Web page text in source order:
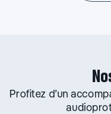
Profitez d’un